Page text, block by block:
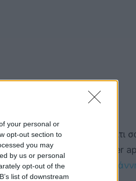
your personal or
opt-out section to
you may
by us or personal
opt-out of the
list of downstream
την
Σχεδιάστε το σπίτι
το Home Designer
by Δημήτρης